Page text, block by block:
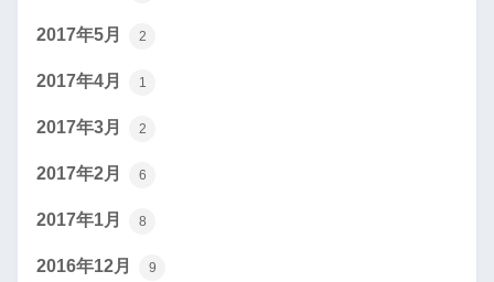
2017年5月 2
2017年4月 1
2017年3月 2
2017年2月 6
2017年1月 8
2016年12月 9